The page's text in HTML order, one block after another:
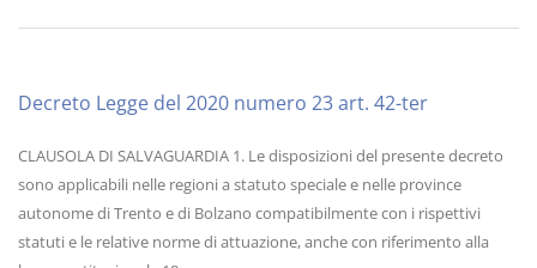
Decreto Legge del 2020 numero 23 art. 42-ter
CLAUSOLA DI SALVAGUARDIA 1. Le disposizioni del presente decreto
sono applicabili nelle regioni a statuto speciale e nelle province
autonome di Trento e di Bolzano compatibilmente con i rispettivi
statuti e le relative norme di attuazione, anche con riferimento alla